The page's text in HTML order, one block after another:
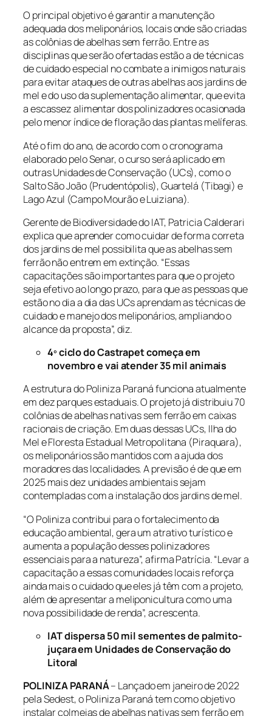
O principal objetivo é garantir a manutenção
adequada dos meliponários, locais onde são criadas
as colônias de abelhas sem ferrão. Entre as
disciplinas que serão ofertadas estão a de técnicas
de cuidado especial no combate a inimigos naturais
para evitar ataques de outras abelhas aos jardins de
mel e do uso da suplementação alimentar, que evita
a escassez alimentar dos polinizadores ocasionada
pelo menor índice de floração das plantas melíferas.
Até o fim do ano, de acordo com o cronograma
elaborado pelo Senar, o curso será aplicado em
outras Unidades de Conservação (UCs), como o
Salto São João (Prudentópolis), Guartelá (Tibagi) e
Lago Azul (Campo Mourão e Luiziana).
Gerente de Biodiversidade do IAT, Patricia Calderari
explica que aprender como cuidar de forma correta
dos jardins de mel possibilita que as abelhas sem
ferrão não entrem em extinção. “Essas
capacitações são importantes para que o projeto
seja efetivo ao longo prazo, para que as pessoas que
estão no dia a dia das UCs aprendam as técnicas de
cuidado e manejo dos meliponários, ampliando o
alcance da proposta”, diz.
4º ciclo do Castrapet começa em
novembro e vai atender 35 mil animais
A estrutura do Poliniza Paraná funciona atualmente
em dez parques estaduais. O projeto já distribuiu 70
colônias de abelhas nativas sem ferrão em caixas
racionais de criação. Em duas dessas UCs, Ilha do
Mel e Floresta Estadual Metropolitana (Piraquara),
os meliponários são mantidos com a ajuda dos
moradores das localidades. A previsão é de que em
2025 mais dez unidades ambientais sejam
contempladas com a instalação dos jardins de mel.
“O Poliniza contribui para o fortalecimento da
educação ambiental, gera um atrativo turístico e
aumenta a população desses polinizadores
essenciais para a natureza”, afirma Patrícia. “Levar a
capacitação a essas comunidades locais reforça
ainda mais o cuidado que eles já têm com a projeto,
além de apresentar a meliponicultura como uma
nova possibilidade de renda”, acrescenta.
IAT dispersa 50 mil sementes de palmito-
juçara em Unidades de Conservação do
Litoral
POLINIZA PARANÁ– Lançado em janeiro de 2022
pela Sedest, o Poliniza Paraná tem como objetivo
instalar colmeias de abelhas nativas sem ferrão em